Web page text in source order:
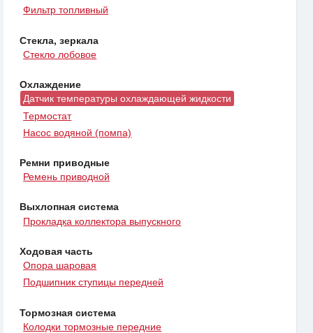
Фильтр топливный
Стекла, зеркала
Стекло лобовое
Охлаждение
Датчик температуры охлаждающей жидкости
Термостат
Насос водяной (помпа)
Ремни приводные
Ремень приводной
Выхлопная система
Прокладка коллектора выпускного
Ходовая часть
Опора шаровая
Подшипник ступицы передней
Тормозная система
Колодки тормозные передние